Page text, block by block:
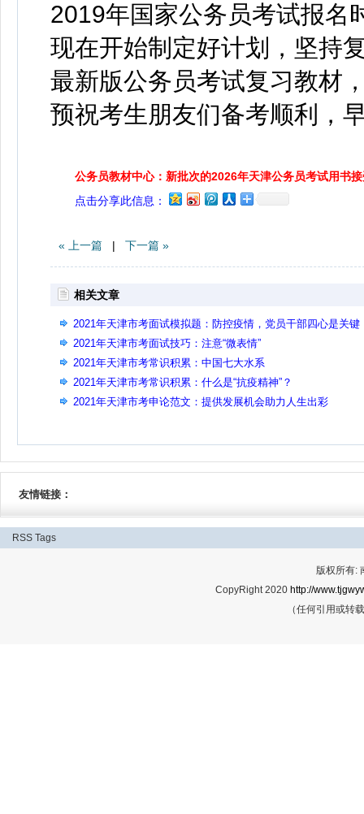
2019年国家公务员考试报名
现在开始制定好计划，坚持
最新版公务员考试复习教材
预祝考生朋友们备考顺利，
公务员教材中心：新批次的2026年天津公务员考试用书
点击分享此信息：
« 上一篇 | 下一篇 »
相关文章
2021年天津市考面试模拟题：防控疫情，党员干部四心是关键
2021年天津市考面试技巧：注意“微表情”
2021年天津市考常识积累：中国七大水系
2021年天津市考常识积累：什么是“抗疫精神”？
2021年天津市考申论范文：提供发展机会助力人生出彩
友情链接：
RSS Tags
版权所有:
CopyRight 2020 http://
（任何引用或转